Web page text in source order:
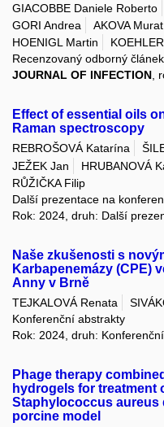
GIACOBBE Daniele Roberto
GORI Andrea
AKOVA Murat
HOENIGL Martin
Recenzovaný odborný článek
JOURNAL OF INFECTION ,
Effect of essential oils
Raman spectroscopy
REBROŠOVÁ Katarína
JEŽEK Jan
HRUBANOVÁ
RŮŽIČKA Filip
Další prezentace na
Rok: 2024, druh: Další
Naše zkušenosti s
Karbapenemázy (CPE)
Anny v Brně
TEJKALOVÁ Renata
Konferenční abstrakty
Rok: 2024, druh:
Phage therapy
hydrogels for treatment
Staphylococcus aureus
porcine model